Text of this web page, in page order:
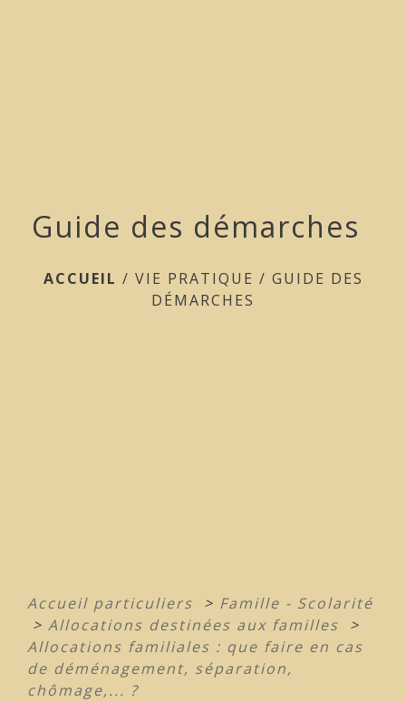
Guide des démarches
ACCUEIL / VIE PRATIQUE / GUIDE DES
DÉMARCHES
Accueil particuliers > Famille - Scolarité
> Allocations destinées aux familles
>
Allocations familiales : que faire en cas
de déménagement, séparation,
chômage,... ?